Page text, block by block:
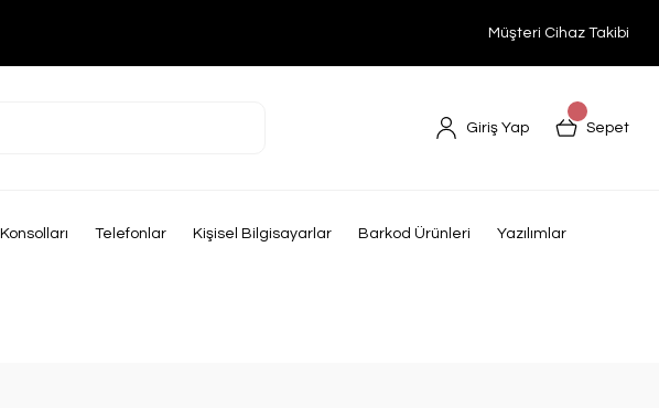
Müşteri Cihaz Takibi
Giriş Yap Sepet
Telefonlar Kişisel Bilgisayarlar Barkod Ürünleri Yazılımlar